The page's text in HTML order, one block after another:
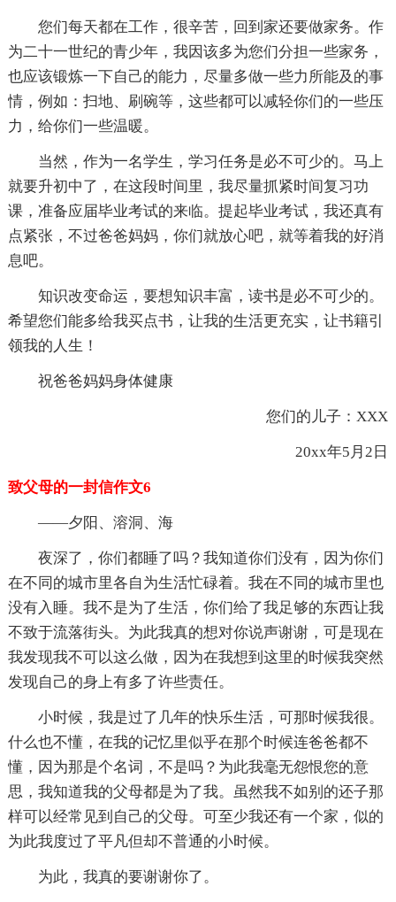
您们每天都在工作，很辛苦，回到家还要做家务。作
为二十一世纪的青少年，我因该多为您们分担一些家务，
也应该锻炼一下自己的能力，尽量多做一些力所能及的事
情，例如：扫地、刷碗等，这些都可以减轻你们的一些压
力，给你们一些温暖。
当然，作为一名学生，学习任务是必不可少的。马上
就要升初中了，在这段时间里，我尽量抓紧时间复习功
课，准备应届毕业考试的来临。提起毕业考试，我还真有
点紧张，不过爸爸妈妈，你们就放心吧，就等着我的好消
息吧。
知识改变命运，要想知识丰富，读书是必不可少的。
希望您们能多给我买点书，让我的生活更充实，让书籍引
领我的人生！
祝爸爸妈妈身体健康
您们的儿子：XXX
20xx年5月2日
致父母的一封信作文6
——夕阳、溶洞、海
夜深了，你们都睡了吗？我知道你们没有，因为你们
在不同的城市里各自为生活忙碌着。我在不同的城市里也
没有入睡。我不是为了生活，你们给了我足够的东西让我
不致于流落街头。为此我真的想对你说声谢谢，可是现在
我发现我不可以这么做，因为在我想到这里的时候我突然
发现自己的身上有多了许些责任。
小时候，我是过了几年的快乐生活，可那时候我很。
什么也不懂，在我的记忆里似乎在那个时候连爸爸都不
懂，因为那是个名词，不是吗？为此我毫无怨恨您的意
思，我知道我的父母都是为了我。虽然我不如别的还子那
样可以经常见到自己的父母。可至少我还有一个家，似的
为此我度过了平凡但却不普通的小时候。
为此，我真的要谢谢你了。